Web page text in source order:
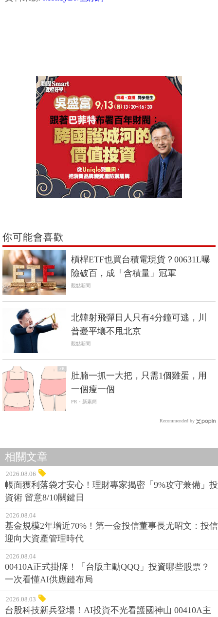
你可能會喜歡
槓桿ETF也買台積電現貨？00631L曝
險破百，成「含積量」冠軍
觀點新聞
北韓射飛彈日人只有4分鐘可逃，川
普憂平壤不甩北京
觀點新聞
PR
肚腩一抓一大把，只需1個雞蛋，用
一個瘦一個
PR・新素簡
Recommended by
相關文章
2026.08.06
帳面獲利落袋才安心！理財專家揭密「9%攻守兼備」投
資術 留意8/10關鍵日
2026.08.04
基金規模2年增近70%！第一金投信董事長尤昭文：投信
迎向大資產管理時代
2026.08.04
00410A正式掛牌！「台版主動QQQ」投資哪些股票？
一次看懂AI供應鏈布局
2026.08.03
台股科技新兵登場！AI投資不光看護國神山 00410A主